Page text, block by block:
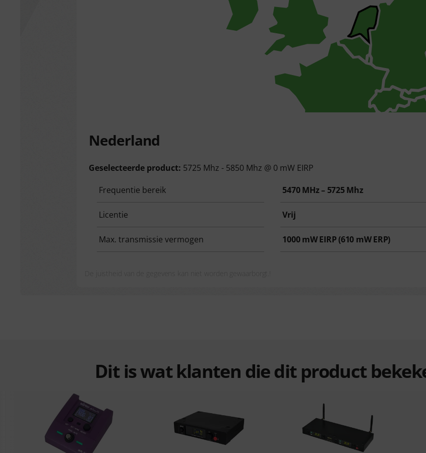
Nederland
Geselecteerde product: 5725 Mhz - 5850 Mhz @ 0 mW EIRP
Frequentie bereik
5470 MHz – 5725 Mhz
Licentie Vrij
Max. transmissie vermogen 1000mW EIRP (610 mW ERP)
Dit is wat klanten die dit product